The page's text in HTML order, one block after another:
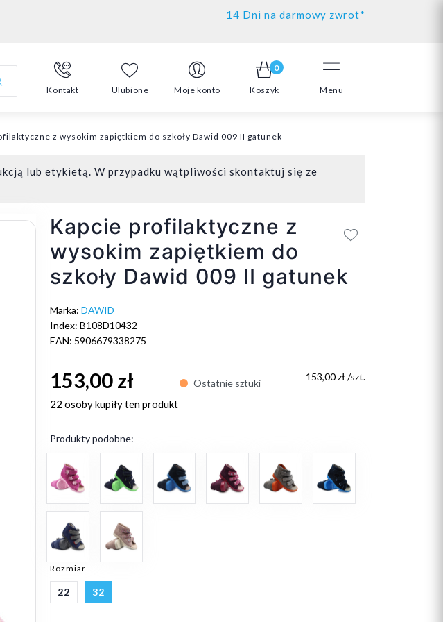
14 Dni na darmowy zwrot*
Menu
Kontakt Ulubione Moje konto
0
Koszyk
z wysokim zapiętkiem do szkoły Dawid 009 II gatunek
lub etykietą. W przypadku wątpliwości skontaktuj się ze
Kapcie profilaktyczne z
wysokim zapiętkiem do
szkoły Dawid 009 II gatunek
Marka: DAWID
Index: B108D10432
EAN: 5906679338275
153,00 zł Ostatnie sztuki
153,00 zł /szt.
22 osobykupiły ten produkt
Produkty podobne:
Rozmiar
22 32